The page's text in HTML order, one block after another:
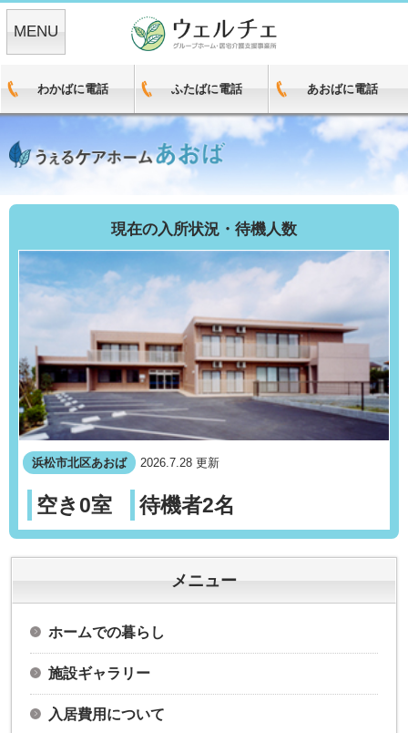
MENU
わかばに電話 ふたばに電話 あおばに電話
現在の入所状況・待機人数
浜松市北区あおば 2026.7.28 更新
空き0室 待機者2名
メニュー
ホームでの暮らし
施設ギャラリー
入居費用について